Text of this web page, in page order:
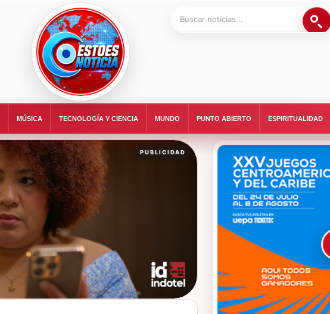
ESTOESNOTICIA|NOTICIAS
Buscar:
MÚSICA TECNOLOGÍA Y CIENCIA MUNDO PUNTO ABIERTO ESPIRITUALIDAD
PUBLICIDAD